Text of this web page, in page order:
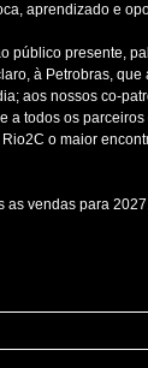
aprendizado e
público presente,
à Petrobras, que
aos nossos co-
a todos os parceiros
o maior
as vendas para